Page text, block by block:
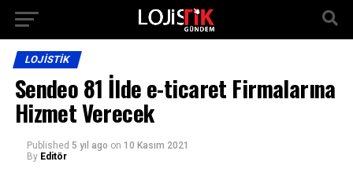
LOJISTIK
Sendeo 81 İlde e-ticaret Firmalarına
Hizmet Verecek
Published 5 yıl ago on 10 Kasım 2021
By Editör